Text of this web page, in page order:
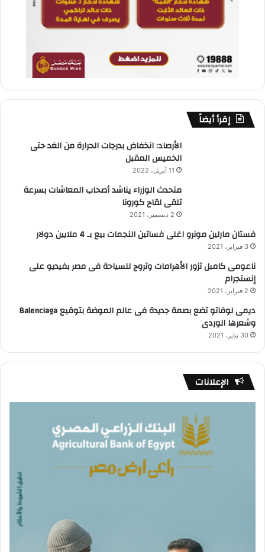
إقرأ أيضاً
الأرصاد: انخفاض بدرجات الحرارة من الغد حتى
الخميس المقبل
11 أبريل، 2022
متحدث الوزراء يناشد أصحاب المعاشات بسرعة
تلقى لقاح كورونا
2 ديسمبر، 2021
فستان مارلين مونرو اغلى فساتين النجمات بيع بـ 4 ملايين دولار
3 فبراير، 2021
ناعومى كامبل تزور الأهرامات وتروج للسياحة فى مصر بفيديو على
إنستجرام
2 فبراير، 2021
ديمى لوفاتو تضع بصمة جديدة فى عالم الموضة بتوقيع Balenciaga
وشعرها الوردى
30 يناير، 2021
الإعلانات